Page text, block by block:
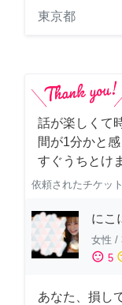
東京都
話が楽しくて
間が1分かと
すぐうちとけ
依頼されたチケット
にこ
女性 /
sentiment_satisfied 5
あなた、損し